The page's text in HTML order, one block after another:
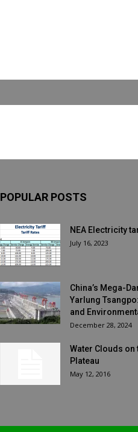
POPULAR POSTS
NEA Electricity
July 16, 2023
China’s Mega-
Yarlung
and
December 28, 2024
Water Clouds on
Plateau
May 12, 2016